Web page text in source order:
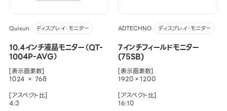
Quixun ディスプレイ・モニター
10.4インチ液晶モニター（QT-
1004P-AVG）
[表示画素数]
1024 × 768
[アスペクト比]
4:3
ADTECHNO ディスプレイ・モニター
7インチフィールドモニター
(75SB)
[表示画素数]
1920×1200
[アスペクト比]
16:10